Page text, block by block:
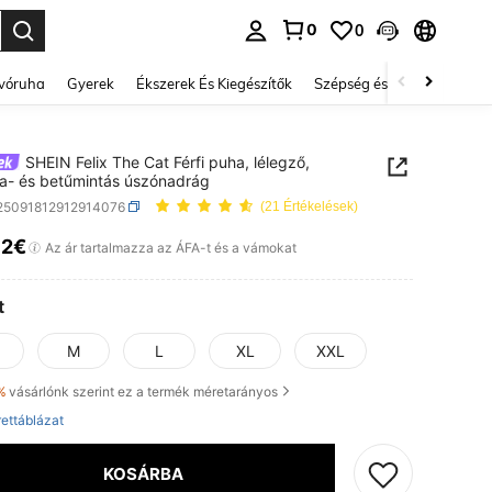
0 0
Gyerek Ékszerek És Kiegészítők Szépség és egészség
SHEIN Felix The Cat Férfi puha, lélegző,
és betűmintás úszónadrág
(21 Értékelések)
AND AVAILABILITY
Az ár tartalmazza az ÁFA-t és a vámokat
M L XL XXL
vásárlónk szerint ez a termék méretarányos
KOSÁRBA